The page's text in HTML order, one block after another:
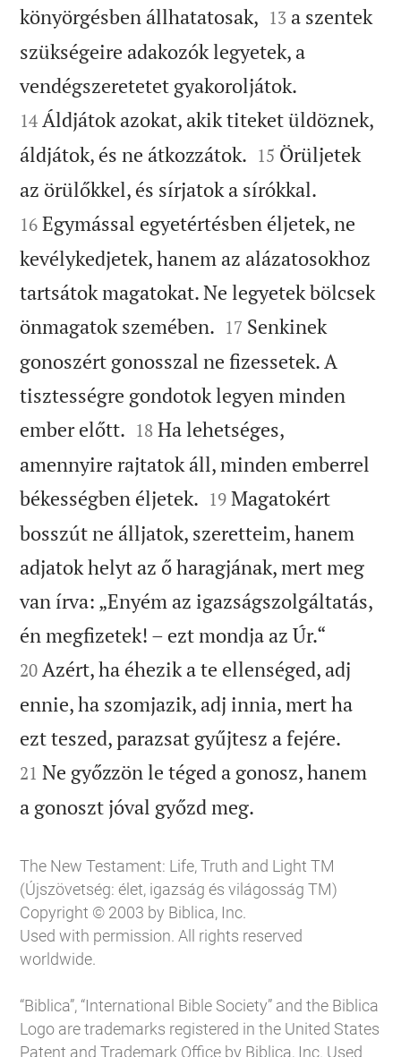
könyörgésben állhatatosak, 

13 a szentek
szükségeire adakozók legyetek, a
vendégszeretetet gyakoroljátok.
14 Áldjátok azokat, akik titeket üldöznek,
áldjátok, és ne átkozzátok. 

15 Örüljetek
az örülőkkel, és sírjatok a sírókkal.
16 Egymással egyetértésben éljetek, ne
kevélykedjetek, hanem az alázatosokhoz
tartsátok magatokat. Ne legyetek bölcsek
önmagatok szemében. 

17 Senkinek
gonoszért gonosszal ne fizessetek. A
tisztességre gondotok legyen minden
ember előtt. 

18 Ha lehetséges,
amennyire rajtatok áll, minden emberrel
békességben éljetek. 

19 Magatokért
bosszút ne álljatok, szeretteim, hanem
adjatok helyt az ő haragjának, mert meg
van írva: „Enyém az igazságszolgáltatás,
én megfizetek! – ezt mondja az Úr.“
20 Azért, ha éhezik a te ellenséged, adj
ennie, ha szomjazik, adj innia, mert ha
ezt teszed, parazsat gyűjtesz a fejére.
21 Ne győzzön le téged a gonosz, hanem
a gonoszt jóval győzd meg.
The New Testament: Life, Truth and Light TM
(Újszövetség: élet, igazság és világosság TM)
Copyright © 2003 by Biblica, Inc.
Used with permission. All rights reserved
worldwide.
“Biblica”, “International Bible Society” and the Biblica
Logo are trademarks registered in the United States
Patent and Trademark Office by Biblica, Inc. Used